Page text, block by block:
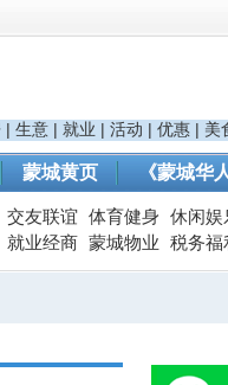
| 生意 | 就业 | 活动 | 优惠 | 美
蒙城黄页 《蒙城华
交友联谊 体育健身 休闲娱
就业经商 蒙城物业 税务福